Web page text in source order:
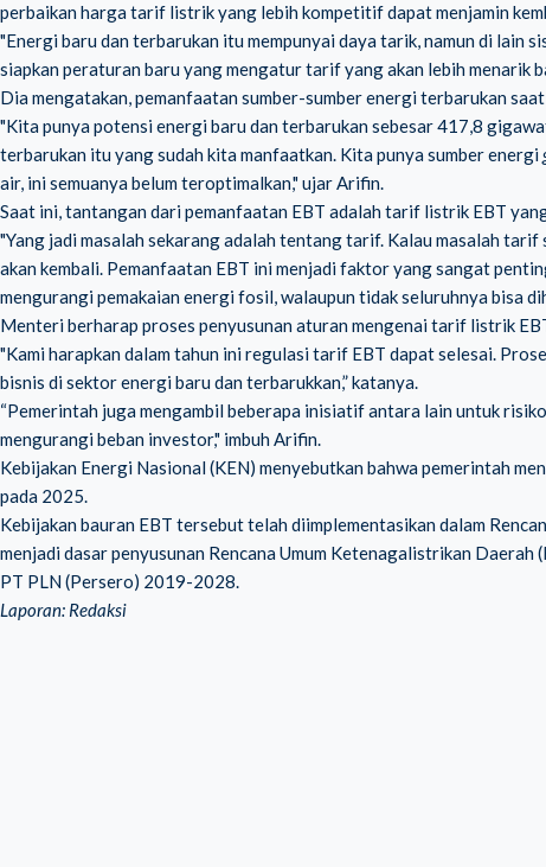
perbaikan harga tarif listrik yang lebih kompetitif dapat menjamin
"Energi baru dan terbarukan itu mempunyai daya tarik, namun di lain
siapkan peraturan baru yang mengatur tarif yang akan lebih menarik
Dia mengatakan,pemanfaatan sumber-sumber energi terbarukan
"Kita punya potensi energi baru dan terbarukan sebesar 417,8
terbarukan itu yang sudah kita manfaatkan. Kita punya sumber energi
air, ini semuanya belum teroptimalkan," ujar Arifin.
Saat ini, tantangan dari pemanfaatan EBT adalah tarif listrik EBT
"Yang jadi masalah sekarang adalah tentang tarif. Kalau masalah
akan kembali. Pemanfaatan EBT ini menjadi faktor yang sangat
mengurangi pemakaian energi fosil, walaupun tidak seluruhnya bisa
Menteri berharap proses penyusunan aturan mengenai tarif listrik
"Kami harapkan dalam tahun ini regulasi tarif EBT dapat selesai.
bisnis di sektor energi baru dan terbarukkan,” katanya.
“Pemerintah juga mengambil beberapa inisiatif antara lain untuk
mengurangi beban investor," imbuh Arifin.
Kebijakan Energi Nasional (KEN) menyebutkan bahwa pemerintah
pada 2025.
Kebijakan bauran EBT tersebut telah diimplementasikan dalam
menjadi dasar penyusunan Rencana Umum Ketenagalistrikan Daerah
PT PLN (Persero) 2019-2028.
Laporan: Redaksi